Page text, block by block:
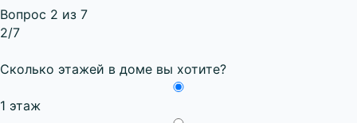
Вопрос 2 из 7
2/7
Сколько этажей в доме вы хотите?
1 этаж